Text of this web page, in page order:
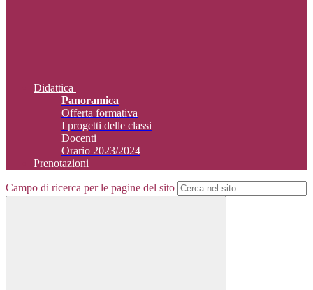
Didattica
Panoramica
Offerta formativa
I progetti delle classi
Docenti
Orario 2023/2024
Prenotazioni
Campo di ricerca per le pagine del sito